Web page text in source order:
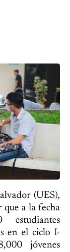
(UES),
a la fecha
en el ciclo I-
jóvenes